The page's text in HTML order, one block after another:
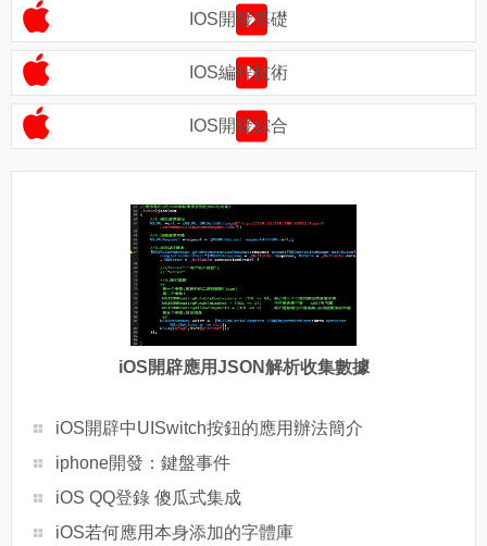
IOS開發基礎
IOS編程技術
IOS開發綜合
iOS開辟應用JSON解析收集數據
iOS開辟中UISwitch按鈕的應用辦法簡介
iphone開發：鍵盤事件
iOS QQ登錄 傻瓜式集成
iOS若何應用本身添加的字體庫